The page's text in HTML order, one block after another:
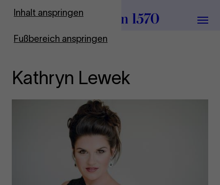
Inhalt anspringen
Fußbereich anspringen
Zur Startseite
Menü
Kathryn Lewek